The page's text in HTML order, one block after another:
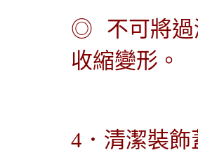
◎
不可將
收縮變形。
4． 清潔裝飾